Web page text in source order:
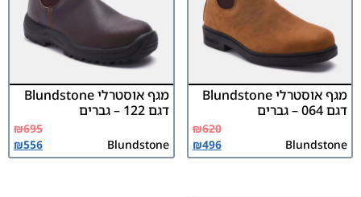
מגף אוסטרלי Blundstone
דגם 064 – גברים
Blundstone
₪620
₪496
מגף אוסטרלי Blundstone
דגם 122 – גברים
Blundstone
₪695
₪556